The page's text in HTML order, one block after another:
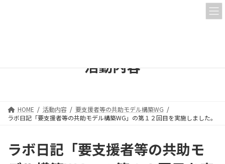
活動内容
HOME 活動内容
要支援者等の共助モデル構築WG
ラボ日記「要支援者等の共助モデル構築WG」の第１２回目を実施しました。
ラボ日記「要支援者等の共助モ